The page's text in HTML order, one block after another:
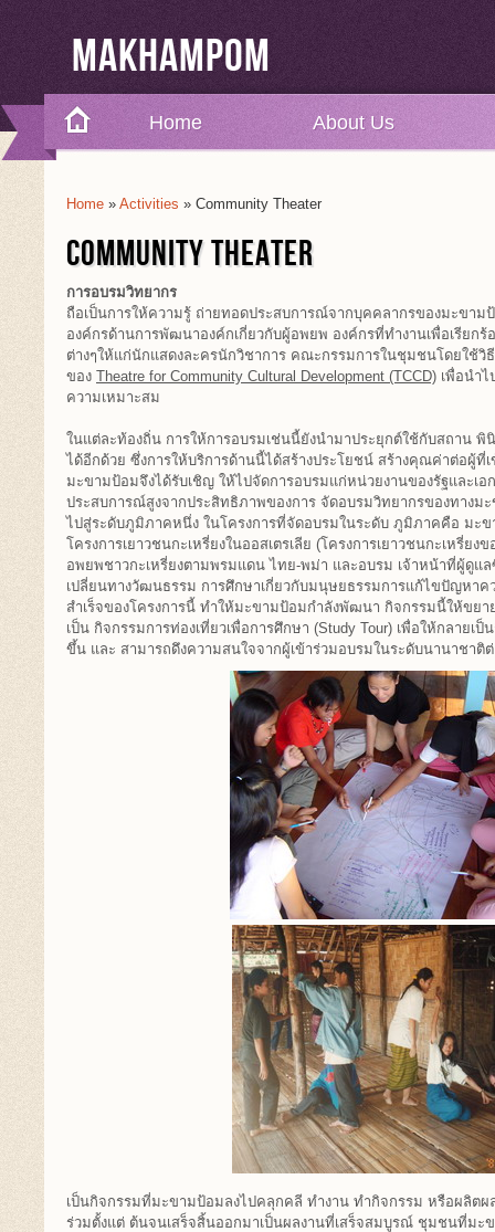
Makhampom
Home About Us
You Are Here
Home » Activities » Community Theater
COMMUNITY THEATER
การอบรมวิทยากร
ถือเป็นการให้ความรู้ ถ่ายทอดประสบการณ์จากบุคคลากรของมะขาม
องค์กรด้านการพัฒนาองค์กเกี่ยวกับผู้อพยพ องค์กรที่ทำงานเพื่อเรียก
ต่างๆให้แก่นักแสดงละครนักวิชาการ คณะกรรมการในชุมชนโดยใช้วิ
ของ Theatre for Community Cultural Development (TCCD) เพื่อนำ
ความเหมาะสม
ในแต่ละท้องถิ่น การให้การอบรมเช่นนี้ยังนำมาประยุกต์ใช้กับสถาน พิ
ได้อีกด้วย ซึ่งการให้บริการด้านนี้ได้สร้างประโยชน์ สร้างคุณค่าต่อผู้ที่
มะขามป้อมจึงได้รับเชิญ ให้ไปจัดการอบรมแก่หน่วยงานของรัฐและเ
ประสบการณ์สูงจากประสิทธิภาพของการ จัดอบรมวิทยากรของทางม
ไปสู่ระดับภูมิภาคหนึ่ง ในโครงการที่จัดอบรมในระดับ ภูมิภาคคือ ม
โครงการเยาวชนกะเหรี่ยงในออสเตรเลีย (โครงการเยาวชนกะเหรี่ย
อพยพชาวกะเหรี่ยงตามพรมแดน ไทย-พม่า และอบรม เจ้าหน้าที่ผู้ดูแล
เปลี่ยนทางวัฒนธรรม การศึกษาเกี่ยวกับมนุษยธรรมการแก้ไขปัญหาค
สำเร็จของโครงการนี้ ทำให้มะขามป้อมกำลังพัฒนา กิจกรรมนี้ให้ขยา
เป็น กิจกรรมการท่องเที่ยวเพื่อการศึกษา (Study Tour) เพื่อให้กลาย
ขึ้น และ สามารถดึงความสนใจจากผู้เข้าร่วมอบรมในระดับนานาชาติ
เป็นกิจกรรมที่มะขามป้อมลงไปคลุกคลี ทำงาน ทำกิจกรรม หรือผลิตผ
ร่วมตั้งแต่ ต้นจนเสร็จสิ้นออกมาเป็นผลงานที่เสร็จสมบูรณ์ ชุมชนที่มะ